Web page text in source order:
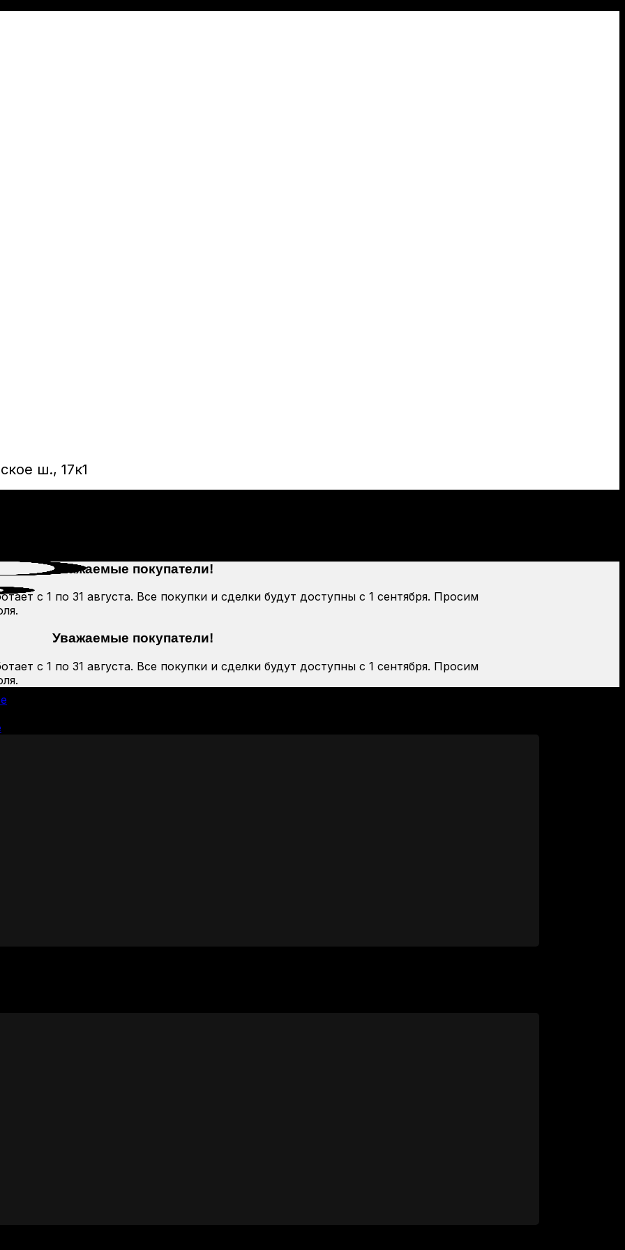
ш., 17к1
Уважаемые покупатели!
с 1 по 31 августа. Все покупки и сделки будут доступны с 1 сентября. Просим
Уважаемые покупатели!
с 1 по 31 августа. Все покупки и сделки будут доступны с 1 сентября. Просим